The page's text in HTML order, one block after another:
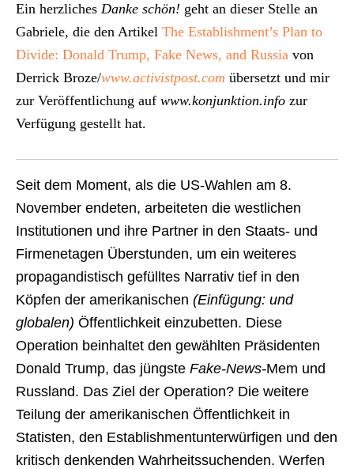
Ein herzliches Danke schön! geht an dieser Stelle an
Gabriele, die den Artikel The Establishment’s Plan to
Divide: Donald Trump, Fake News, and Russia von
Derrick Broze/www.activistpost.com übersetzt und mir
zur Veröffentlichung auf www.konjunktion.info zur
Verfügung gestellt hat.
Seit dem Moment, als die US-Wahlen am 8.
November endeten, arbeiteten die westlichen
Institutionen und ihre Partner in den Staats- und
Firmenetagen Überstunden, um ein weiteres
propagandistisch gefülltes Narrativ tief in den
Köpfen der amerikanischen (Einfügung: und
globalen) Öffentlichkeit einzubetten. Diese
Operation beinhaltet den gewählten Präsidenten
Donald Trump, das jüngste Fake-News-Mem und
Russland. Das Ziel der Operation? Die weitere
Teilung der amerikanischen Öffentlichkeit in
Statisten, den Establishmentunterwürfigen und den
kritisch denkenden Wahrheitssuchenden. Werfen